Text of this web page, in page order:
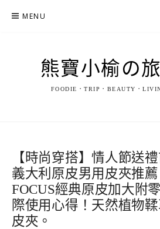
MENU
熊寶小榆の
FOODIE．TRIP．BEAUTY．
【時尚穿搭】情人節送
義大利原皮男用皮夾推薦
FOCUS經典原皮加大附
際使用心得！天然植物
皮夾。